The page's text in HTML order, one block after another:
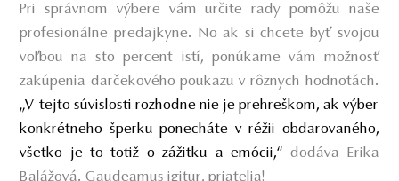
Pri správnom výbere vám určite rady pomôžu naše
profesionálne predajkyne. No ak si chcete byť svojou
voľbou na sto percent istí, ponúkame vám možnosť
zakúpenia darčekového poukazu v rôznych hodnotách.
„V tejto súvislosti rozhodne nie je prehreškom, ak výber
konkrétneho šperku ponecháte v réžii obdarovaného,
všetko je to totiž o zážitku a emócii,“ dodáva Erika
Balážová. Gaudeamus igitur, priatelia!